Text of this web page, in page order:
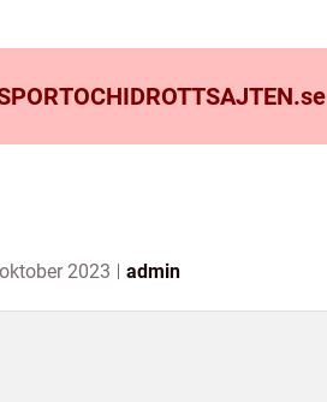
se
2023 admin